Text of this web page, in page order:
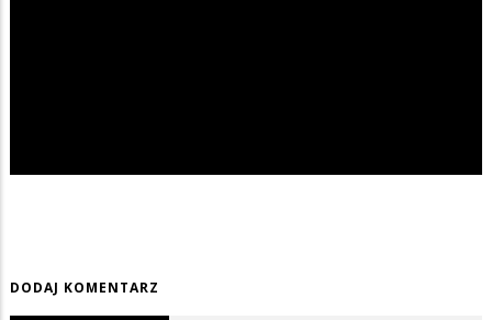
DODAJ KOMENTARZ